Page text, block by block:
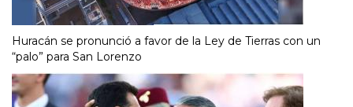
Huracán se pronunció a favor de la Ley de Tierras con un
“palo” para San Lorenzo